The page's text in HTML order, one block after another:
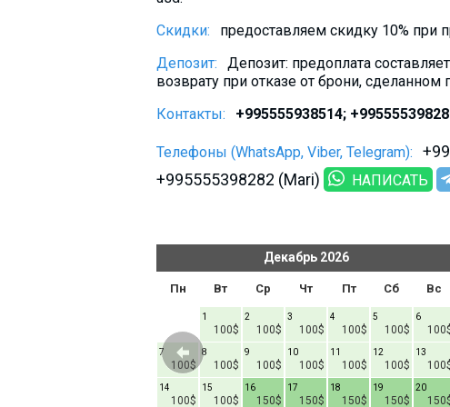
Скидки:
предоставляем скидку 10% при
Депозит:
Депозит: предоплата
возврату при отказе от брони,
Контакты:
+995555938514;
Телефоны (WhatsApp, Viber, Telegram):
+995555398282 (Mari) НАПИСАТЬ
Декабрь 2026
Пн Вт Ср Чт Пт Сб Вс
100$
1
100$
2
100$
3
100$
4
100$
5 6
100$
7
100$
8
100$
9
100$
10
100$
11
100$
12 13
100$
14
100$
15
150$
16
150$
17
150$
18
150$
19 20